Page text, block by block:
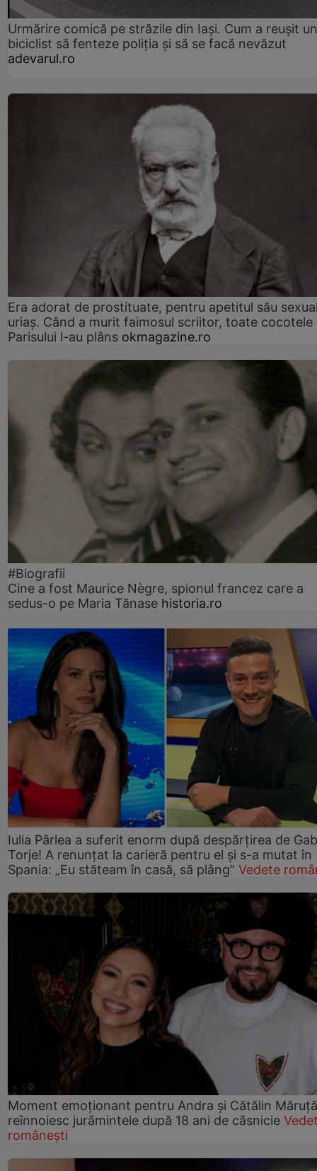
Urmărire comică pe străzile din Iași. Cum a reușit un
biciclist să fenteze poliția și să se facă nevăzut
adevarul.ro
Era adorat de prostituate, pentru apetitul său
uriaș. Când a murit faimosul scriitor, toate cocotele
Parisului l-au plâns okmagazine.ro
#Biografii
Cine a fost Maurice Nègre, spionul francez care a
sedus-o pe Maria Tănase historia.ro
Iulia Pârlea a suferit enorm după despărțirea de
Torje! A renunțat la carieră pentru el și s-a mutat în
Spania: „Eu stăteam în casă, să plâng” Vedete
Moment emoționant pentru Andra și Cătălin
reînnoiesc jurămintele după 18 ani de căsnicie
românești